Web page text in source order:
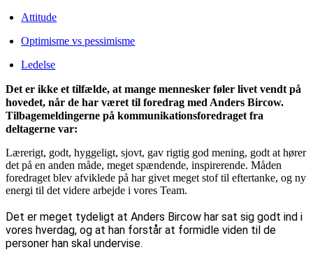
Attitude
Optimisme vs pessimisme
Ledelse
Det er ikke et tilfælde, at mange mennesker føler livet vendt på
hovedet, når de har været til foredrag med Anders Bircow.
Tilbagemeldingerne på kommunikationsforedraget fra
deltagerne var:
Lærerigt, godt, hyggeligt, sjovt, gav rigtig god mening, godt at hører
det på en anden måde, meget spændende, inspirerende. Måden
foredraget blev afviklede på har givet meget stof til eftertanke, og ny
energi til det videre arbejde i vores Team.
Det er meget tydeligt at Anders Bircow har sat sig godt ind i
vores hverdag, og at han forstår at formidle viden til de
personer han skal undervise.